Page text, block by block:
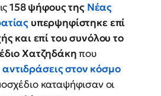
158 ψήφους της Νέας
υπερψηφίστηκε επί
και επί του συνόλου το
Χατζηδάκηπου
στον κόσμο
καταψήφισαν οι